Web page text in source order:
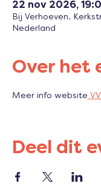
22 nov 2026,
Bij Verhoeven,
Nederland
Over het
Meer info website
Deel dit